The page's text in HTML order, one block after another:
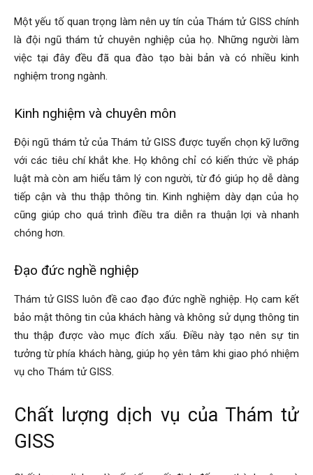
thám
giss,
cong
tham
Một yếu tố quan trọng làm nên uy tín của Thám tử GISS chính
là đội ngũ thám tử chuyên nghiệp của họ. Những người làm
việc tại đây đều đã qua đào tạo bài bản và có nhiều kinh
nghiệm trong ngành.
Kinh nghiệm và chuyên môn
Đội ngũ thám tử của Thám tử GISS được tuyển chọn kỹ lưỡng
với các tiêu chí khắt khe. Họ không chỉ có kiến thức về pháp
luật mà còn am hiểu tâm lý con người, từ đó giúp họ dễ dàng
tiếp cận và thu thập thông tin. Kinh nghiệm dày dạn của họ
cũng giúp cho quá trình điều tra diễn ra thuận lợi và nhanh
chóng hơn.
Đạo đức nghề nghiệp
Thám tử GISS luôn đề cao đạo đức nghề nghiệp. Họ cam kết
bảo mật thông tin của khách hàng và không sử dụng thông tin
thu thập được vào mục đích xấu. Điều này tạo nên sự tin
tưởng từ phía khách hàng, giúp họ yên tâm khi giao phó nhiệm
vụ cho Thám tử GISS.
Chất lượng dịch vụ của Thám tử
GISS